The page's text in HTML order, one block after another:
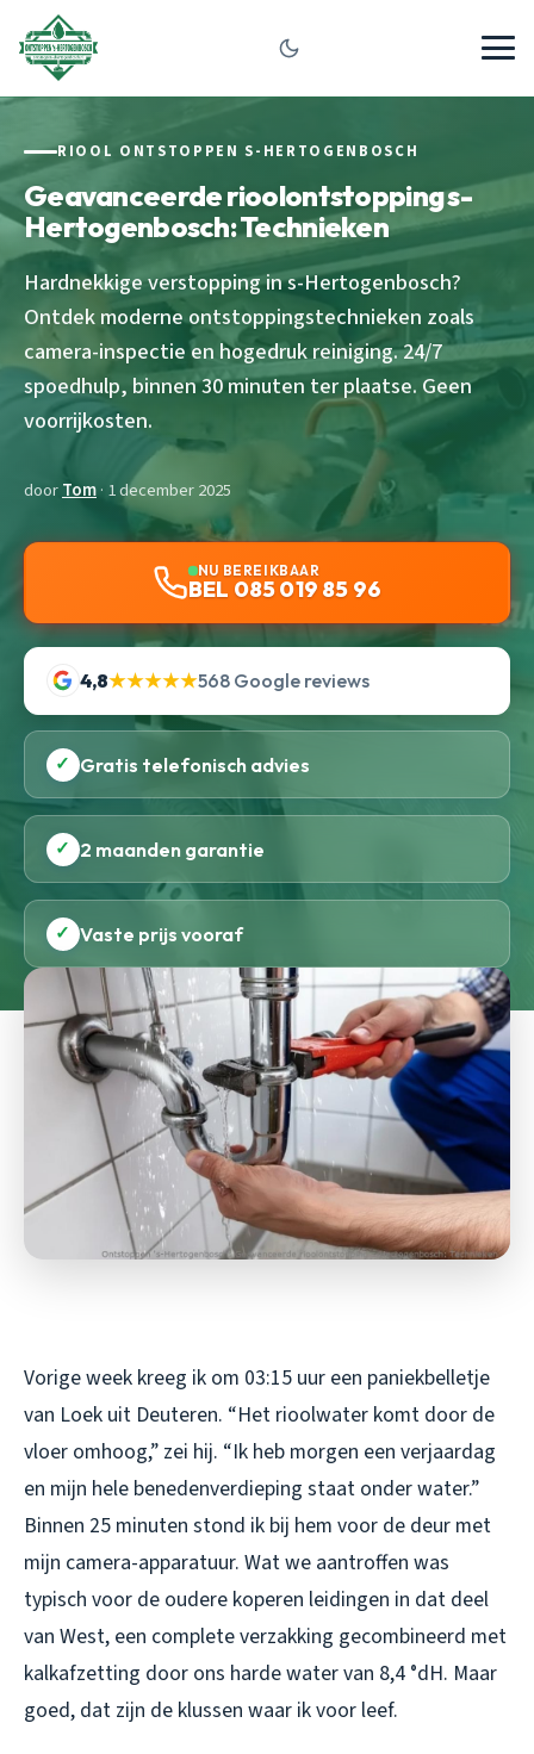
RIOOL ONTSTOPPEN S-HERTOGENBOSCH
Geavanceerde rioolontstopping s-
Hertogenbosch: Technieken
Hardnekkige verstopping in s-Hertogenbosch?
Ontdek moderne ontstoppingstechnieken zoals
camera-inspectie en hogedruk reiniging. 24/7
spoedhulp, binnen 30 minuten ter plaatse. Geen
voorrijkosten.
doorTom· 1 december 2025
NU BEREIKBAAR
BEL 085 019 85 96
4,8★★★★★568 Google reviews
✓ Gratis telefonisch advies
✓ 2 maanden garantie
✓ Vaste prijs vooraf
Vorige week kreeg ik om 03:15 uur een paniekbelletje
van Loek uit Deuteren. “Het rioolwater komt door de
vloer omhoog,” zei hij. “Ik heb morgen een verjaardag
en mijn hele benedenverdieping staat onder water.”
Binnen 25 minuten stond ik bij hem voor de deur met
mijn camera-apparatuur. Wat we aantroffen was
typisch voor de oudere koperen leidingen in dat deel
van West, een complete verzakking gecombineerd met
kalkafzetting door ons harde water van 8,4 °dH. Maar
goed, dat zijn de klussen waar ik voor leef.